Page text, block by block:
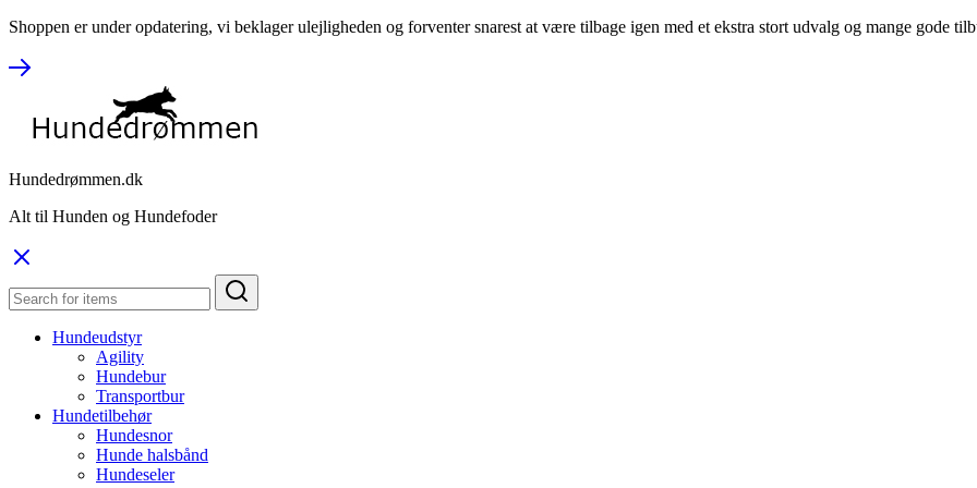
Shoppen er under opdatering, vi beklager ulejligheden og forventer snarest at være tilbage igen med et ekstra stort udvalg og mange gode
Hundedrømmen.dk
Alt til Hunden og Hundefoder
Hundeudstyr
Agility
Hundebur
Transportbur
Hundetilbehør
Hundesnor
Hunde halsbånd
Hundeseler